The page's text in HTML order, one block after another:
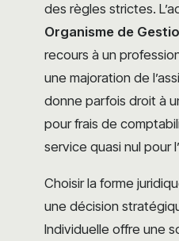
des règles strictes.
Organisme de
recours à un
une majoration de
donne parfois droit à
pour frais de
service quasi nul pour
Choisir la forme
une décision
Individuelle offre une